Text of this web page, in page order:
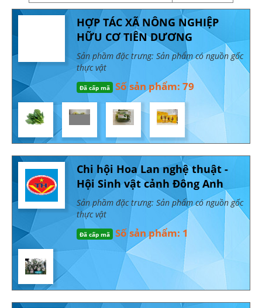
HỢP TÁC XÃ NÔNG NGHIỆP
HỮU CƠ TIÊN DƯƠNG
Sản phầm đặc trưng: Sản phẩm có nguồn gốc
thực vật
Đã cấp mã Số sản phẩm: 79
Chi hội Hoa Lan nghệ thuật -
Hội Sinh vật cảnh Đông Anh
Sản phầm đặc trưng: Sản phẩm có nguồn gốc
thực vật
Đã cấp mã Số sản phẩm: 1